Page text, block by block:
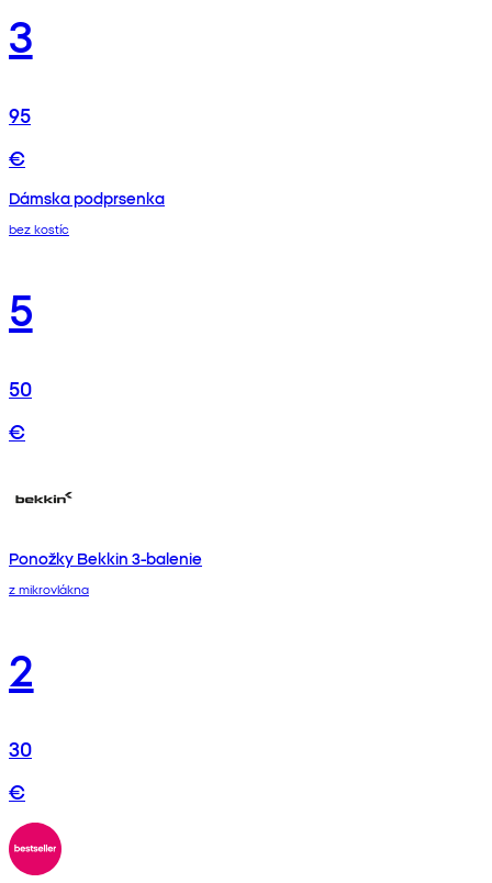
3
95
€
Dámska podprsenka
bez kostíc
5
50
€
Ponožky Bekkin 3-balenie
z mikrovlákna
2
30
€